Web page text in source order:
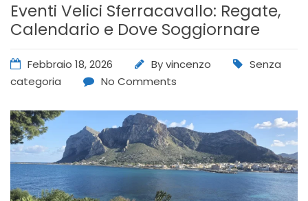
Eventi Velici Sferracavallo: Regate,
Calendario e Dove Soggiornare
Febbraio 18, 2026 Byvincenzo
Senza
categoria
No Comments